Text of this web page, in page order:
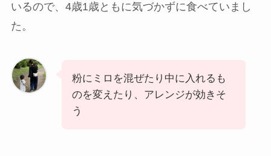
いるので、4歳1歳ともに気づかずに食べていまし
た。
粉にミロを混ぜたり中に入れるも
のを変えたり、アレンジが効きそ
う